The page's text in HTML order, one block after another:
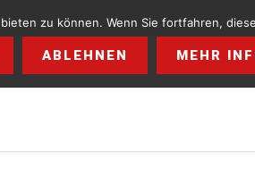
zu können. Wenn Sie fortfahren,
ABLEHNEN MEHR